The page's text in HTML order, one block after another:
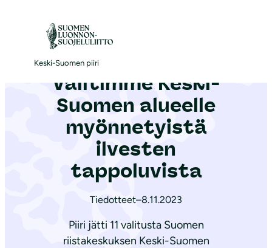
Keski-Suomen piiri
Etusivu|Ajankohtaista
Valitimme Keski-
Suomen alueelle
myönnetyistä
ilvesten
tappoluvista
Tiedotteet–8.11.2023
Piiri jätti 11 valitusta Suomen
riistakeskuksen Keski-Suomen